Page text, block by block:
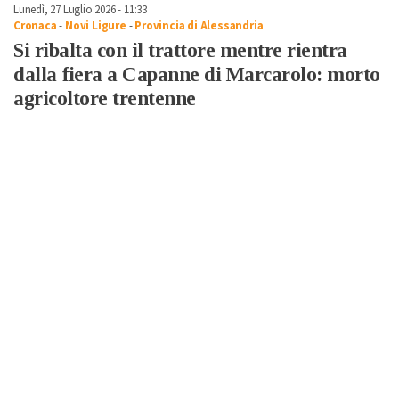
Lunedì, 27 Luglio 2026 - 11:33
Cronaca- Novi Ligure -Provincia di Alessandria
Si ribalta con il trattore mentre rientra
dalla fiera a Capanne di Marcarolo: morto
agricoltore trentenne